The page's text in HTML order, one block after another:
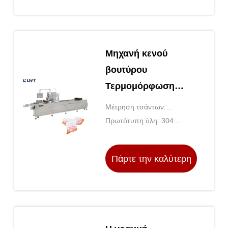
επισκε
Μηχανή κενού
βουτύρου
Τερμομόρφωση
ταινίας τέντωσης
Μηχανή
Μέτρηση τσάντων:
Αυτόματη καταμέτρηση
Πρωτότυπη ύλη: 304
Πάρτε την καλύτερη